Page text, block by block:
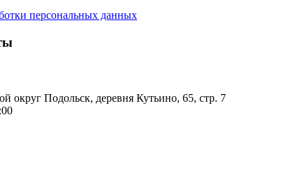
персональных данных
округ Подольск, деревня Кутьино, 65, стр. 7